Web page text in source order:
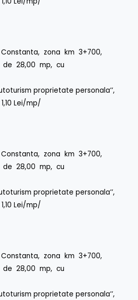
zona km 3+700,
28,00 mp, cu
proprietate personala’’,
Lei/mp/
zona km 3+700,
28,00 mp, cu
proprietate personala’’,
Lei/mp/
zona km 3+700,
28,00 mp, cu
proprietate personala’’,